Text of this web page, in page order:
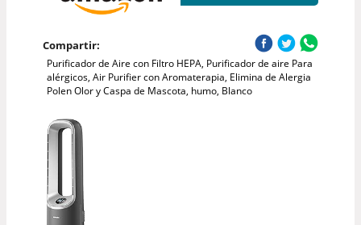
Compartir:
Purificador de Aire con Filtro HEPA, Purificador de aire Para
alérgicos, Air Purifier con Aromaterapia, Elimina de Alergia
Polen Olor y Caspa de Mascota, humo, Blanco